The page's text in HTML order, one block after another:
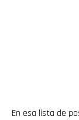
En esa lista de